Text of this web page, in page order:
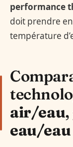
performance
doit prendre
température
air/eau,
eau/eau